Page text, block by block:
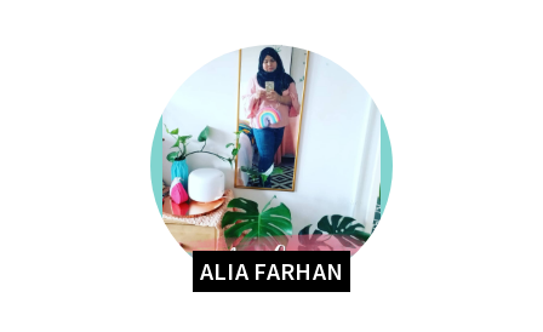
ALIA FARHAN